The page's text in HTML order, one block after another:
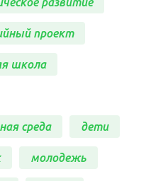
проект
школа
среда дети
молодежь